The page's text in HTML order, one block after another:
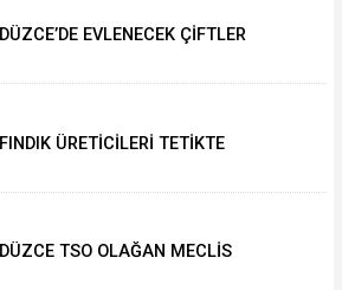
DÜZCE’DE EVLENECEK ÇİFTLER
FINDIK ÜRETİCİLERİ TETİKTE
DÜZCE TSO OLAĞAN MECLİS